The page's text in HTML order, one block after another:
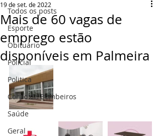
Todos os posts
Esporte
Obituário
Policial
Politica
Corpo de Bombeiros
Saúde
Geral
Mais de 60 vagas de
emprego estão
disponíveis em Palmeira
19 de set. de 2022